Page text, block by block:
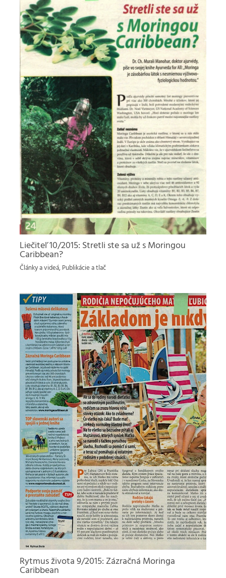
Liečiteľ 10/2015: Stretli ste sa už s Moringou
Caribbean?
Články a videá, Publikácie a tlač
Rytmus života 9/2015: Zázračná Moringa
Caribbean